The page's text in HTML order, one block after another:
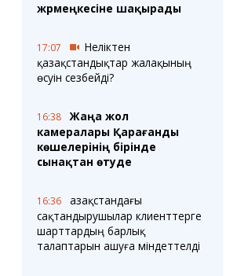
жәрмеңкесіне шақырады
17:07
Неліктен
қазақстандықтар жалақының
өсуін сезбейді?
16:38
Жаңа жол
камералары Қарағанды
көшелерінің бірінде
сынақтан өтуде
16:36
Қазақстандағы
сақтандырушылар клиенттерге
шарттардың барлық
талаптарын ашуға міндеттелді